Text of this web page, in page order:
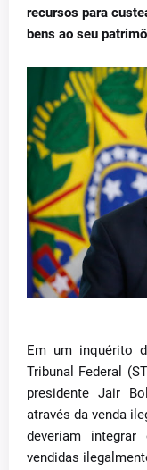
recursos para
bens ao seu
Em um inquérito
Tribunal Federal
presidente Jair
através da venda
deveriam
vendidas